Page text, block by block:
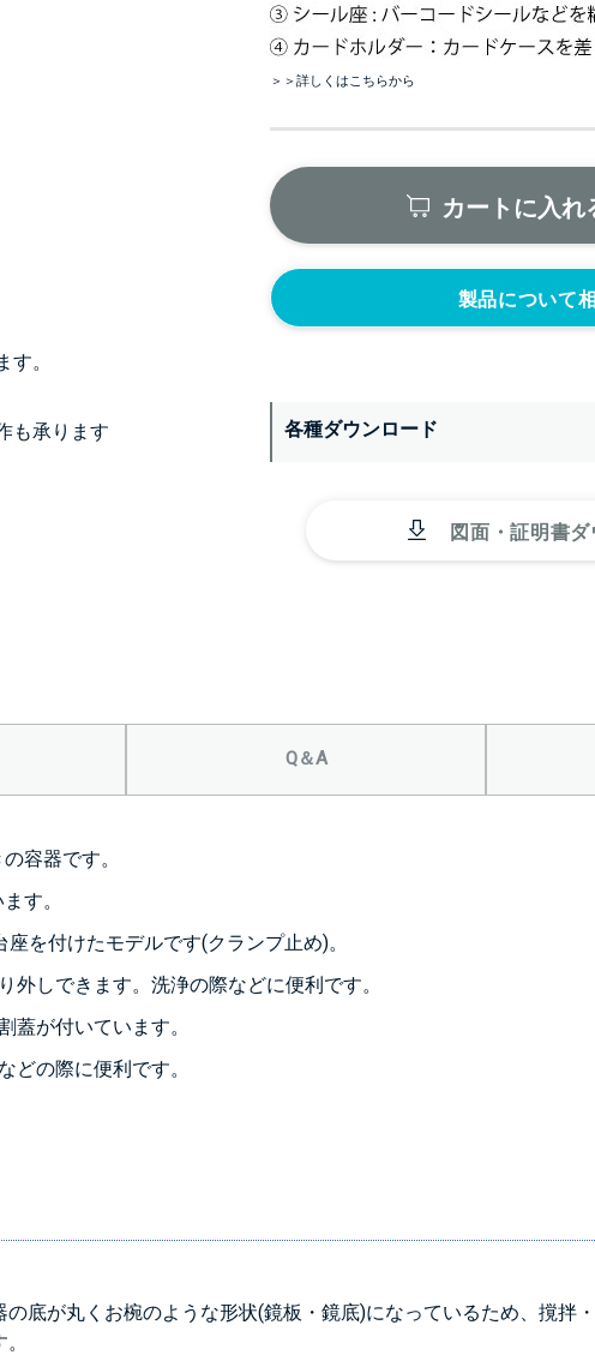
。
も承ります
＞＞詳しくはこちらから
カートに入れ
製品について
各種ダウンロード
図面・証明書
Q＆A
容器です。
す。
を付けたモデルです(クランプ止め)。
しできます。洗浄の際などに便利です。
蓋が付いています。
どの際に便利です。
の底が丸くお椀のような形状(鏡板・鏡底)になっているため、撹拌